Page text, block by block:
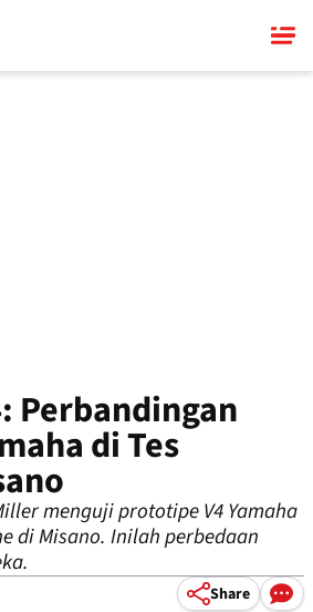
Perbandingan
di Tes
menguji prototipe V4 Yamaha
di Misano. Inilah perbedaan
Share